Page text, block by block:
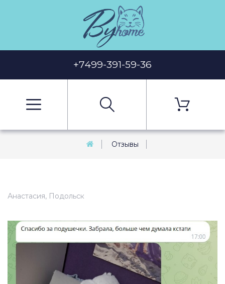
+7499-391-59-36
Отзывы
Анастасия, Подольск